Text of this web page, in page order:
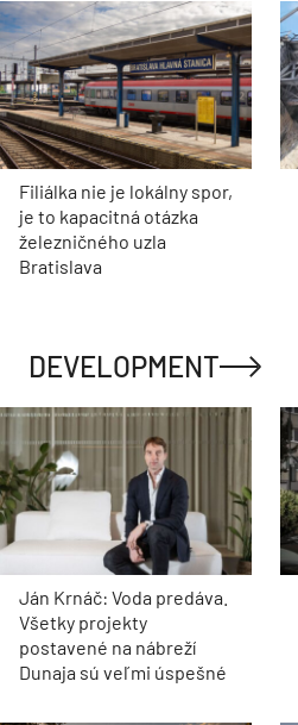
Filiálka nie je lokálny spor,
je to kapacitná otázka
železničného uzla
Bratislava
DEVELOPMENT
Ján Krnáč: Voda predáva.
Všetky projekty
postavené na nábreží
Dunaja sú veľmi úspešné